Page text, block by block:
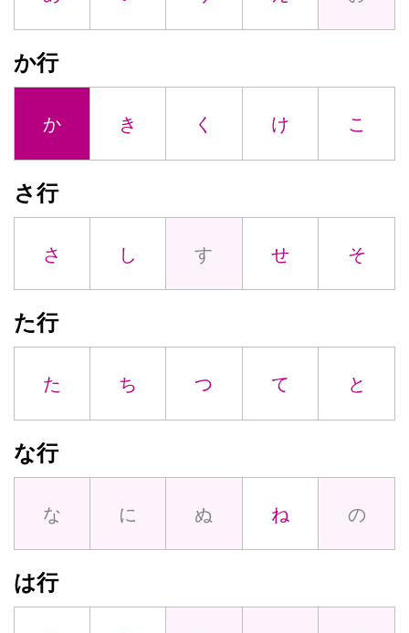
か行
か き く け こ
さ行
さ し す せ そ
た行
た ち つ て と
な行
な に ぬ ね の
は行